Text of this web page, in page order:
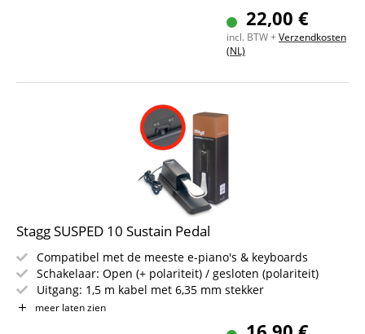
22,00 €
incl. BTW +Verzendkosten
(NL)
Stagg SUSPED 10 Sustain Pedal
Compatibel met de meeste e-piano's & keyboards
Schakelaar: Open (+ polariteit) / gesloten (polariteit)
Uitgang: 1,5 m kabel met 6,35 mm stekker
Robuuste kunststof behuizing met verchroomd pedaal
meer laten zien